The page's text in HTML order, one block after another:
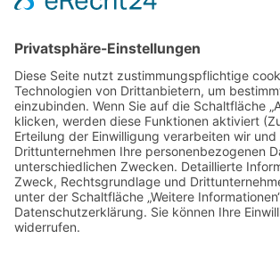
Gemeinschaftsstand
Geschrieben vonInnaam20. Mai 2026
Starke Partnerschaft für die Pharma-
L.B. Bohle begeistern auf der interpack 2026
Ein voller Erfolg für die integrierte
diesjährigen interpack in Düsseldorf
und L.B. Bohle erneut erfolgreich mit einem
Gemeinschaftsstand.